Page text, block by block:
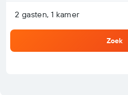
2 gasten, 1 kamer
Zoek